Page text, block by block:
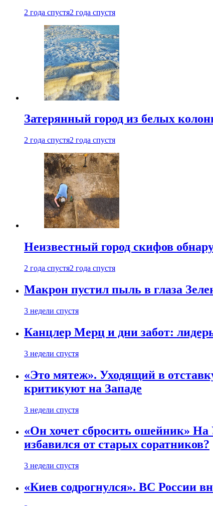
2 года спустя2 года спустя
Затерянный город из белых
2 года спустя2 года спустя
Неизвестный город скифов
2 года спустя2 года спустя
Макрон пустил пыль в глаза
3 недели спустя
Канцлер Мерц и дни забот:
3 недели спустя
«Это мятеж». Уходящий в
критикуют на Западе
3 недели спустя
«Он хочет сбросить ошейник»
избавился от старых соратников?
3 недели спустя
«Киев содрогнулся». ВС России